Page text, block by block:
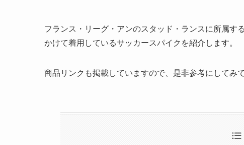
フランス・リーグ・アンのスタッド・ランスに所属す
かけて着用しているサッカースパイクを紹介します。
商品リンクも掲載していますので、是非参考にしてみ